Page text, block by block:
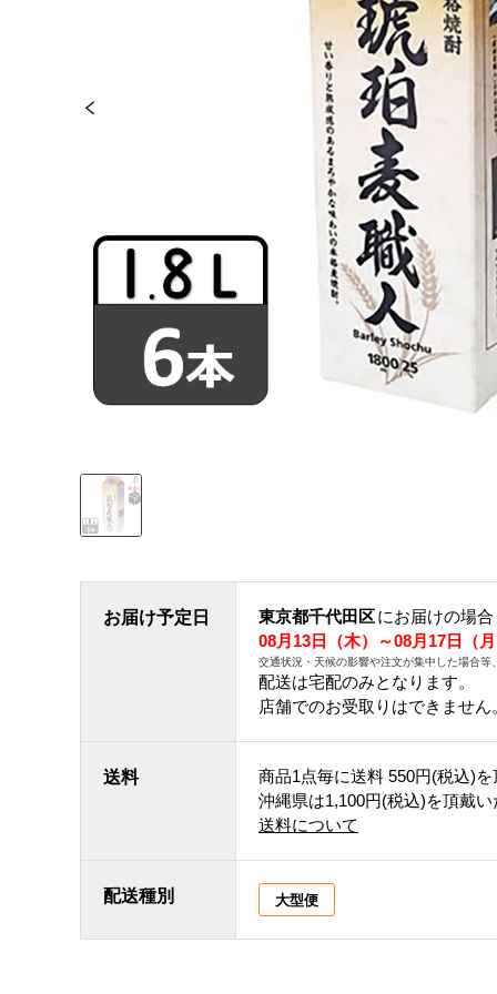
お届け予定日 東京都千代田区にお届けの場合
08月13日（木）～08月17日（
交通状況・天候の影響や注文が集中した場合
配送は宅配のみとなります。
店舗でのお受取りはできません
送料 商品1点毎に送料 550円(税込)
沖縄県は1,100円(税込)を頂戴
送料について
配送種別 大型便